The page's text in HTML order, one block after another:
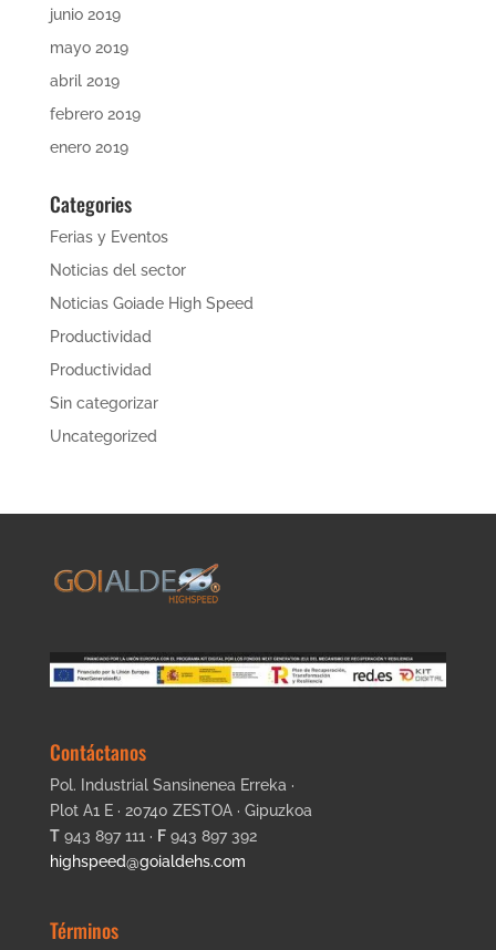
junio 2019
mayo 2019
abril 2019
febrero 2019
enero 2019
Categories
Ferias y Eventos
Noticias del sector
Noticias Goiade High Speed
Productividad
Productividad
Sin categorizar
Uncategorized
Contáctanos
Pol. Industrial Sansinenea Erreka ·
Plot A1 E · 20740 ZESTOA · Gipuzkoa
T943 897 111 · F943 897 392
highspeed@goialdehs.com
Términos